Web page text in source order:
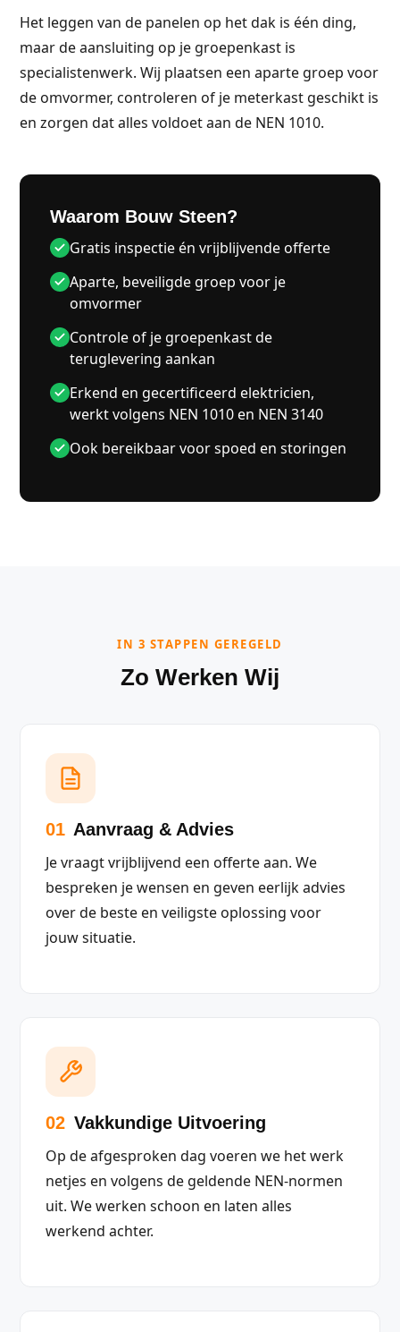
Het leggen van de panelen op het dak is één ding,
maar de aansluiting op je groepenkast is
specialistenwerk. Wij plaatsen een aparte groep voor
de omvormer, controleren of je meterkast geschikt is
en zorgen dat alles voldoet aan de NEN 1010.
Waarom Bouw Steen?
Gratis inspectie én vrijblijvende offerte
Aparte, beveiligde groep voor je
omvormer
Controle of je groepenkast de
teruglevering aankan
Erkend en gecertificeerd elektricien,
werkt volgens NEN 1010 en NEN 3140
Ook bereikbaar voor spoed en storingen
IN 3 STAPPEN GEREGELD
Zo Werken Wij
01 Aanvraag & Advies
Je vraagt vrijblijvend een offerte aan. We
bespreken je wensen en geven eerlijk advies
over de beste en veiligste oplossing voor
jouw situatie.
02 Vakkundige Uitvoering
Op de afgesproken dag voeren we het werk
netjes en volgens de geldende NEN-normen
uit. We werken schoon en laten alles
werkend achter.